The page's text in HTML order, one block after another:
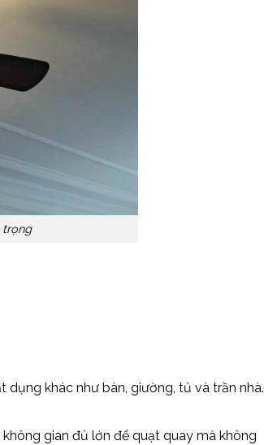
trọng
khác như bàn, giường, tủ và trần nhà.
gian đủ lớn để quạt quay mà không